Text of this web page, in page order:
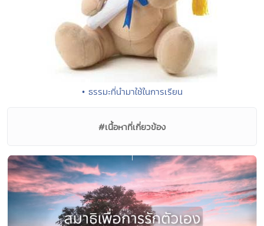
• ธรรมะที่นำมาใช้ในการเรียน
#เนื้อหาที่เกี่ยวข้อง